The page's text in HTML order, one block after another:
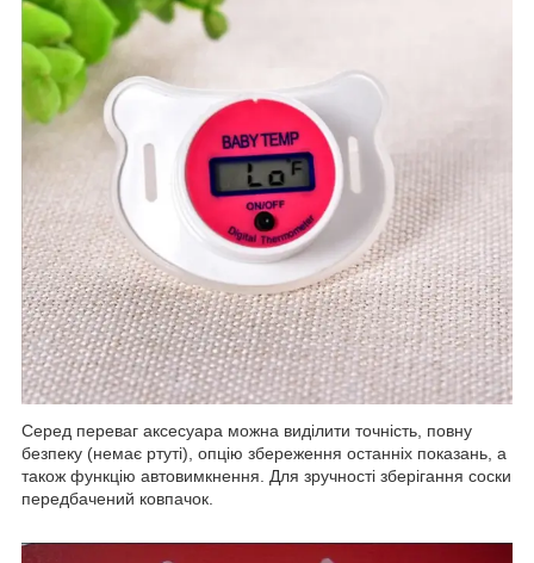
Серед переваг аксесуара можна виділити точність, повну
безпеку (немає ртуті), опцію збереження останніх показань, а
також функцію автовимкнення. Для зручності зберігання соски
передбачений ковпачок.